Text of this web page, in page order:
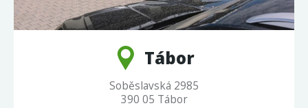
Tábor
Soběslavská 2985
390 05 Tábor